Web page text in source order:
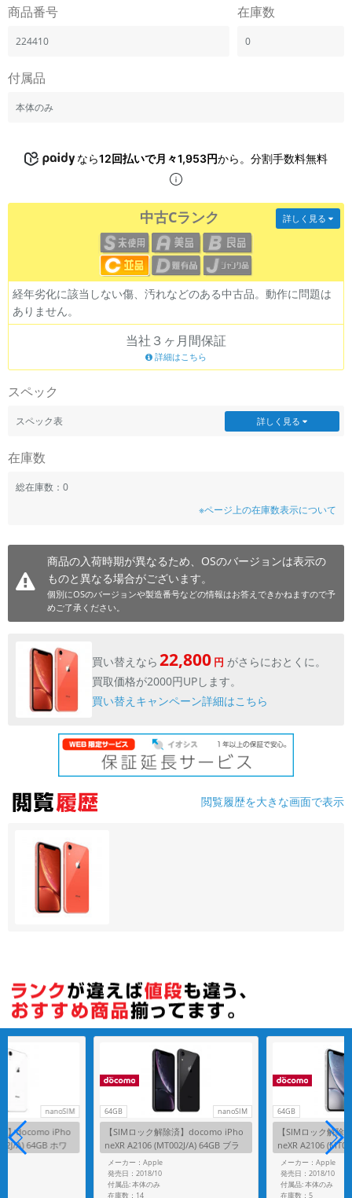
商品番号
224410
在庫数
0
付属品
本体のみ
なら12回払いで月々1,953円から。分割手数料無料
中古Cランク
経年劣化に該当しない傷、汚れなどのある中古品。動作に問題は
ありません。
詳しく見る
当社３ヶ月間保証
詳細はこちら
スペック
スペック表 詳しく見る
在庫数
総在庫数：0
※ページ上の在庫数表示について
商品の入荷時期が異なるため、OSのバージョンは表示の
ものと異なる場合がございます。
個別にOSのバージョンや製造番号などの情報はお答えできかねますので予
めご了承ください。
買い替えなら 22,800 円 がさらにおとくに。
買取価格が2000円UPします。
買い替えキャンペーン詳細はこちら
閲覧履歴を大きな画面で表示
nanoSIM
】docomo iPho
A) 64GB ホワ
64GB nanoSIM
【SIMロック解除済】docomo iPho
neXR A2106 (MT002J/A) 64GB ブラ
ック
メーカー：Apple
発売日：2018/10
付属品: 本体のみ
在庫数：14
64GB
【SIMロック解
neXR A2106
イト
メーカー：Apple
発売日：2018/10
付属品: 本体のみ
在庫数：5
「新品」「未使用」「中古」など
CPU
OS
OSの絞り込み
~
~
発売日